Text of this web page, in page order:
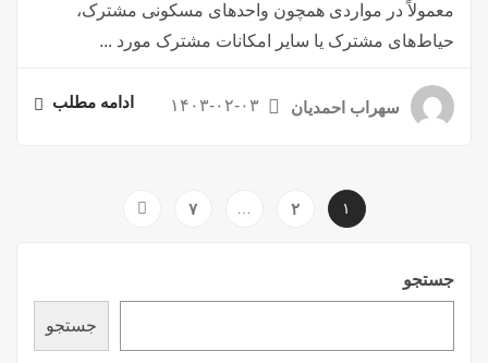
جستجو
جستجو
معمولاً در مواردی همچون واحدهای مسکونی مشترک،
حیاط‌های مشترک یا سایر امکانات مشترک مورد ...
سهراب احمدیان ۱۴۰۳-۰۲-۰۳ ادامه مطلب
۱ ۲ ۷